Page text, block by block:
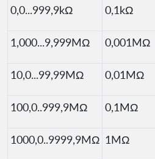
0,0...999,9kΩ 0,1kΩ
1,000...9,999MΩ
0,001MΩ
10,0...99,99MΩ 0,01MΩ
100,0..999,9MΩ 0,1MΩ
1000,0..9999,9MΩ 1MΩ